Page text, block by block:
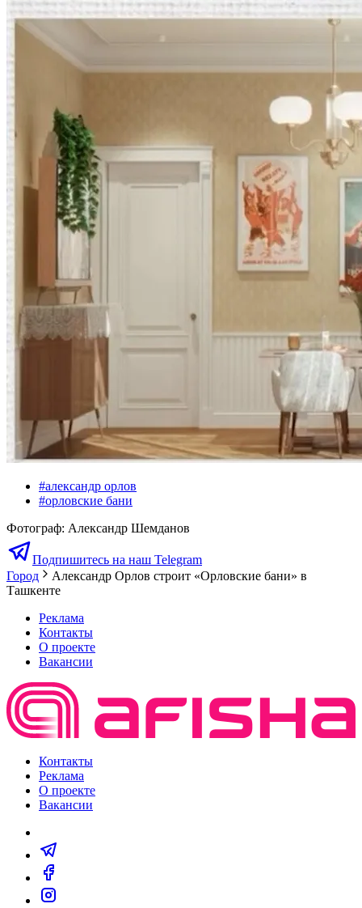
#александр орлов
#орловские бани
Фотограф: Александр Шемданов
Подпишитесь на наш Telegram
Город
Александр Орлов строит «Орловские бани» в
Ташкенте
Реклама
Контакты
О проекте
Вакансии
Контакты
Реклама
О проекте
Вакансии